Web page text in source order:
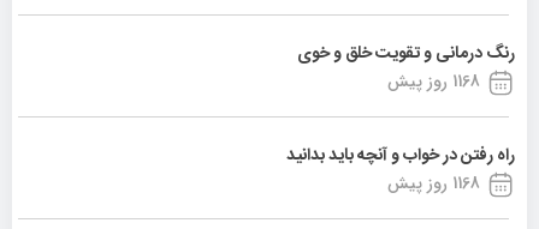
رنگ درمانی و تقویت خلق و خوی
1168 روز پیش
راه رفتن در خواب و آنچه باید بدانید
1168 روز پیش